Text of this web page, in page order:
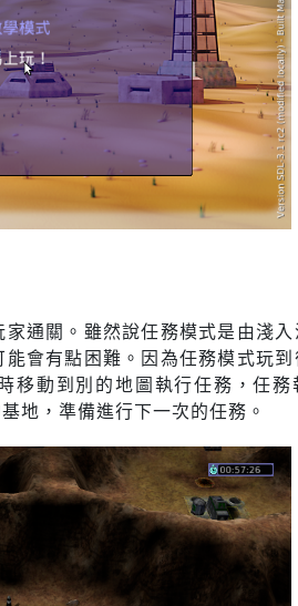
通關。雖然說任務模式是由淺
會有點困難。因為任務模式玩
移動到別的地圖執行任務，任
地，準備進行下一次的任務。